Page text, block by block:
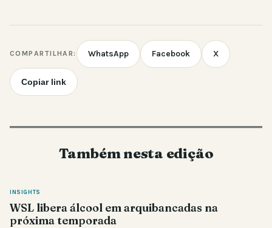
COMPARTILHAR: WhatsApp Facebook X
Copiar link
Também nesta edição
INSIGHTS
WSL libera álcool em arquibancadas na
próxima temporada